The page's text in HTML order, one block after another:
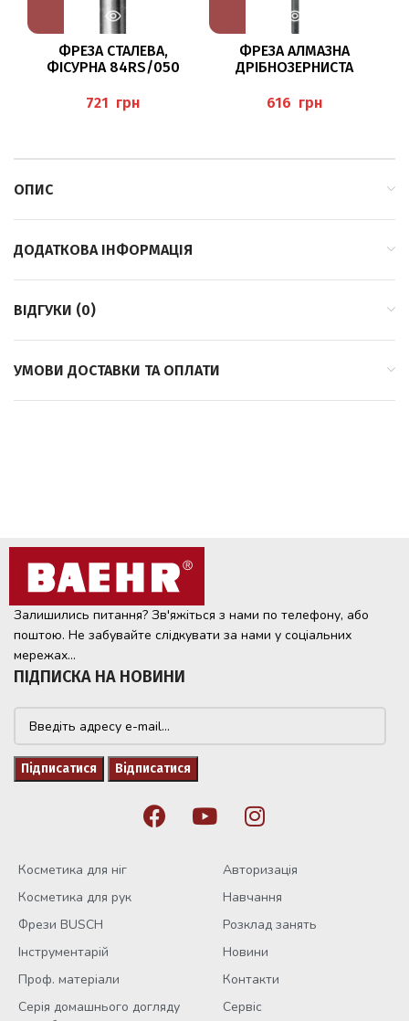
ФРЕЗА СТАЛЕВА,
ФІСУРНА 84RS/050
грн
ФРЕЗА АЛМАЗНА
ДРІБНОЗЕРНИСТА
грн
ОПИС
ДОДАТКОВА ІНФОРМАЦІЯ
ВІДГУКИ (0)
УМОВИ ДОСТАВКИ ТА ОПЛАТИ
Залишились питання? Зв'яжіться з нами по телефону, або
поштою. Не забувайте слідкувати за нами у соціальних
мережах...
ПІДПИСКА НА НОВИНИ
Косметика для ніг
Косметика для рук
Фрези BUSCH
Інструментарій
Проф. матеріали
Серія домашнього догляду
Авторизація
Навчання
Розклад занять
Новини
Контакти
Сервіс